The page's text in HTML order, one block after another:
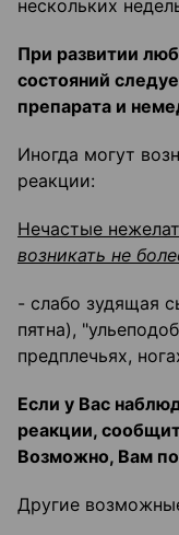
нескольких
При развитии
состояний
препарата и
Иногда могут
реакции:
Нечастые
возникать не
- слабо зудящая
пятна),
предплечьях,
Если у Вас
реакции,
Возможно, Вам
Другие